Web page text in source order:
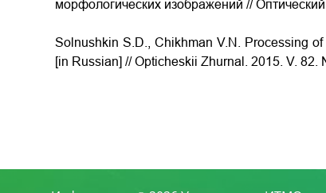
морфологических изображений //
Solnushkin S.D., Chikhman V.N.
Processing
[in Russian] // Opticheskii Zhurnal. 2015. V. 82.